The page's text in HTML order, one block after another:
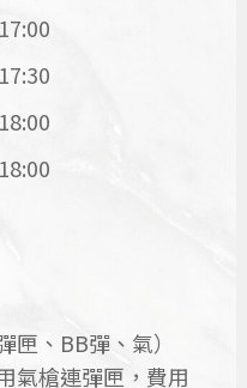
、BB彈、氣）
氣槍連彈匣，費用